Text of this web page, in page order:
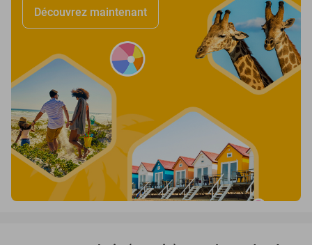
Découvrez maintenant